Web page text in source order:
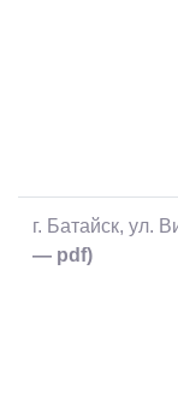
г. Батайск, ул.
— pdf)